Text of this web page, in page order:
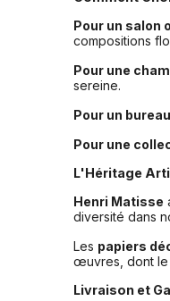
Pour un salon
compositions
Pour une
sereine.
Pour un
Pour une
L'Héritage
Henri Matisse
diversité dans
Les papiers
œuvres, dont le
Livraison et